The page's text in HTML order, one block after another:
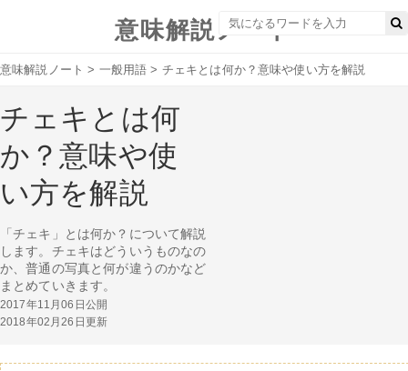
意味解説ノート
意味解説ノート > 一般用語 > チェキとは何か？意味や使い方を解説
チェキとは何
か？意味や使
い方を解説
「チェキ」とは何か？について解説
します。チェキはどういうものなの
か、普通の写真と何が違うのかなど
まとめていきます。
2017年11月06日公開
2018年02月26日更新